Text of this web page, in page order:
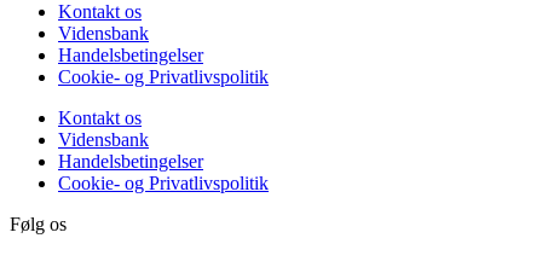
Kontakt os
Vidensbank
Handelsbetingelser
Cookie- og Privatlivspolitik
Kontakt os
Vidensbank
Handelsbetingelser
Cookie- og Privatlivspolitik
Følg os